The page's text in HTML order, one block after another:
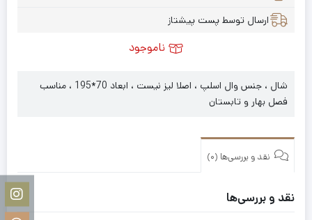
ارسال توسط پست پیشتاز
ناموجود
شال ، جنس وال اسلپ ، اصلا لیز نیست ، ابعاد 70*195 ، مناسب
فصل بهار و تابستان
نقد و بررسی‌ها (0)
نقد و بررسی‌ها